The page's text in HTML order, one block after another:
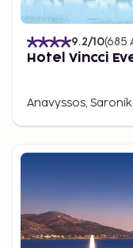
9.2/10(685
Hotel Vincci
Anavyssos,